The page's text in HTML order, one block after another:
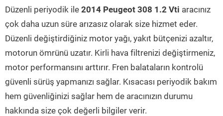
Düzenli periyodik ile 2014 Peugeot 308 1.2 Vti aracınız
çok daha uzun süre arızasız olarak size hizmet eder.
Düzenli değiştirdiğiniz motor yağı, yakıt bütçenizi azaltır,
motorun ömrünü uzatır. Kirli hava filtrenizi değiştirmeniz,
motor performansını arttırır. Fren balataların kontrolü
güvenli sürüş yapmanızı sağlar. Kısacası periyodik bakım
hem güvenliğinizi sağlar hem de aracınızın durumu
hakkında size çok değerli bilgiler verir.